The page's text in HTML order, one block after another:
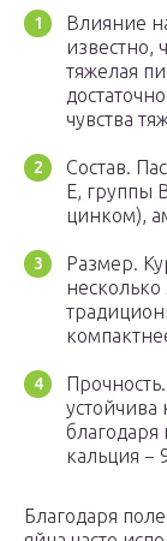
Влияние
известно,
тяжелая
чувства
Состав.
Е, группы
цинком),
Размер.
кальция −
Благодаря